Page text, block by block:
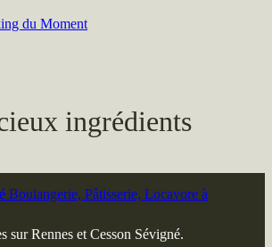
du Moment
ingrédients
sur Rennes et Cesson Sévigné.